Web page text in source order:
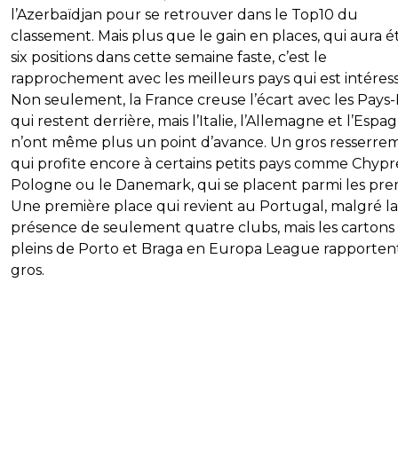
l’Azerbaïdjan pour se retrouver dans le Top10 du
classement. Mais plus que le gain en places, qui aura
six positions dans cette semaine faste, c’est le
rapprochement avec les meilleurs pays qui est
Non seulement, la France creuse l’écart avec les Pays-
qui restent derrière, mais l’Italie, l’Allemagne et
n’ont même plus un point d’avance. Un gros
qui profite encore à certains petits pays comme
Pologne ou le Danemark, qui se placent parmi les
Une première place qui revient au Portugal, malgré la
présence de seulement quatre clubs, mais les cartons
pleins de Porto et Braga en Europa League
gros.